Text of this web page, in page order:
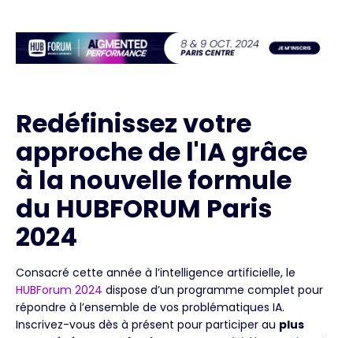
Redéfinissez votre
approche de l'IA grâce
à la nouvelle formule
du HUBFORUM Paris
2024
Consacré cette année à l’intelligence artificielle, le
HUBForum 2024 dispose d’un programme complet pour
répondre à l’ensemble de vos problématiques IA.
Inscrivez-vous dès à présent pour participer au plus